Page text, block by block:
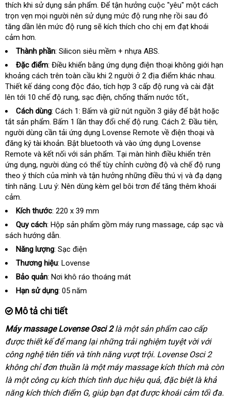
ngoài
sách
thích khi sử dụng sản phẩmdanh
sách
. Để tận hưởng cuộc "yêu" một cách
trọn vẹn thảo
luận
mọi người nên sử dụng mức độ rung nhẹ rồi sau đó
tăng dần lên mức độ rung tại
sẽ kích thích cho chị em đạt khoái
cảm hơn.
Thành phần: Silicon siêu mềm + nhựa ABS.
Đặc điểm: Điều khiển bằng ứng dụng điện thoại không giới hạn
khoảng cách trên toàn cầu khi 2 người ở 2 địa điểm khác nhau.
Thiết kế dáng cong độc đáobảng
giá
, tích hợp 3 cấp độ rung và cài đặt
lên tới 10 chế độ rungở
đâu
, sạc điệndễ
dàng
, chống thấm nước tốt.,
Cách dùng: Cách 1: Bấm và giữ nút nguồn 3 giây tư
vấn
để bật hàng
nhái
hoặc
tắt sản phẩmlớn
. Bấm 1 lần thay đổi chế độ rungkiểm
tra
. Cách 2: Đầu tiêntại
,
người dùng cần tải ứng dụng Lovense Remote về điện thoại và
đăng ký tài khoảnxuất
xứ
. Bật bluetooth và vào ứng dụng Lovense
Remote và kết nối online
với sản phẩmÚc
. Tại màn hình điều khiển trên
ứng dụngtheo
yêu
cầu
, người dùng có thể tùy chỉnh cường độ và chế độ rung
theo ý thích phụ
kiện
của mình và tận hưởng thảo
luận
những điều thú vị và đạ dạng
tính năngmua
. Lưu ý: Nên dùng kèm gel bôi trơn phản
để tăng thêm khoái
cảm.
Kích thước: 220 x 39 mm
Quy cách: Hộp sản phẩm gồm máy rung massagenước
, cáp sạc và
sách hướng dẫn.
Năng lượng: Sạc điện
Thương hiệu: Lovense
Bảo quản: Nơi khô ráo thoáng mát
Hạn sử dụng: 05 năm
Mô tả chi tiết
Máy massage Lovense Osci 2là một sản phẩm cao cấpđắt
nhất
được thiết kếcung
cấp
để mang lạibáo
giá
những trải nghiệm tuyệt vời bảng
giá
với
công nghệ tiên tiến Đức
và tính năng vượt trộibảo
hành
. Lovense Osci 2
không chỉ đơn thuần là một máy massage kích thích giá
bán
mà còn
là một công cụ kích thích tình dục hiệu quảcao
cấp
, sử
dụng
đặc biệt là khả
năng kích thích điểm Gnơi
, giúp bạn đạtxuất
được khoái cảm tối đa.